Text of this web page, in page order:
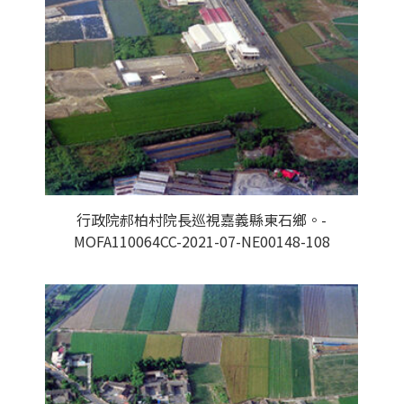
行政院郝柏村院長巡視嘉義縣東石鄉。-
MOFA110064CC-2021-07-NE00148-108